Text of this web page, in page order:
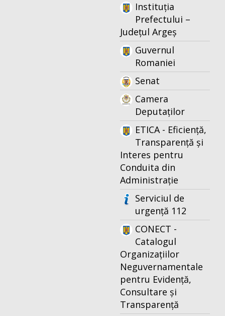
Instituția
Prefectului –
Județul Argeș
Guvernul
Romaniei
Senat
Camera
Deputaților
ETICA - Eficiență,
Transparență și
Interes pentru
Conduita din
Administrație
Serviciul de
urgență 112
CONECT -
Catalogul
Organizațiilor
Neguvernamentale
pentru Evidență,
Consultare și
Transparență